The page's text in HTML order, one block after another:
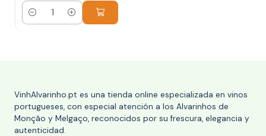
Cantidad
VinhAlvarinho.pt es una tienda online especializada en vinos
portugueses, con especial atención a los Alvarinhos de
Monção y Melgaço, reconocidos por su frescura, elegancia y
autenticidad.